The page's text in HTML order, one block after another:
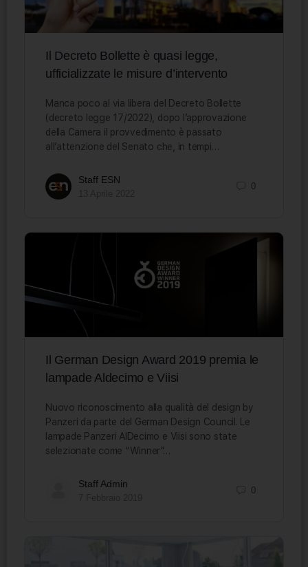
Il Decreto Bollette è quasi legge,
ufficializzate le misure d’intervento
Manca poco al via libera del Decreto Bollette
(decreto legge 17/2022), dopo l’approvazione
della Camera il provvedimento è passato
all’attenzione del Senato che, in tempi…
Staff ESN
0
Il German Design Award 2019 premia le
lampade Aldecimo e Viisi
Nuovo riconoscimento alla qualità del design by
Panzeri da parte del German Design Council. Le
lampade Panzeri AlDecimo e Viisi sono state
selezionate come “Winner”…
Staff Admin
0